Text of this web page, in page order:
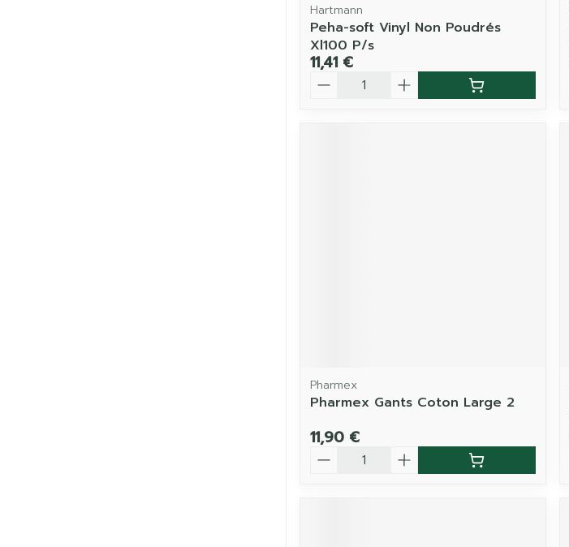
Hartmann
Peha-soft Vinyl Non Poudrés
Xl100 P/s
11,41 €
Quantité
Pharmex
Pharmex Gants Coton Large 2
11,90 €
Quantité